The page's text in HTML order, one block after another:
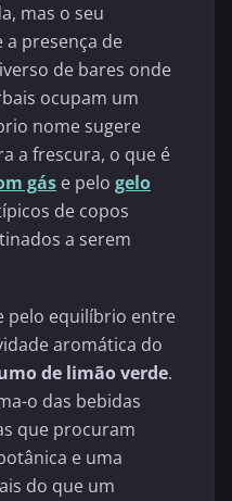
mas o seu
a presença de
de bares onde
ocupam um
nome sugere
a frescura, o que é
gás e pelo gelo
de copos
a serem
pelo equilíbrio entre
aromática do
de limão verde.
o das bebidas
que procuram
e uma
do que um